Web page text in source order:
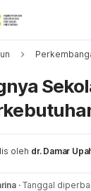
oleh dr. Damar
· Tanggal